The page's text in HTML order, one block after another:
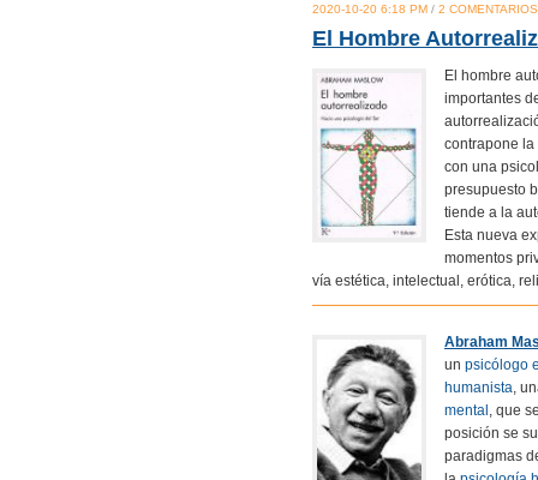
2020-10-20 6:18 PM / 2 COMENTARIOS
El Hombre
El hombre
importantes
contrapone
con una
presupuesto
tiende a la
Esta nueva
momentos
vía estética, intelectual, erótica,
Abraham
un psicólogo
humanista,
mental , que
posición se
paradigmas